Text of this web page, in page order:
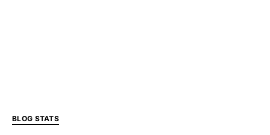
BLOG STATS